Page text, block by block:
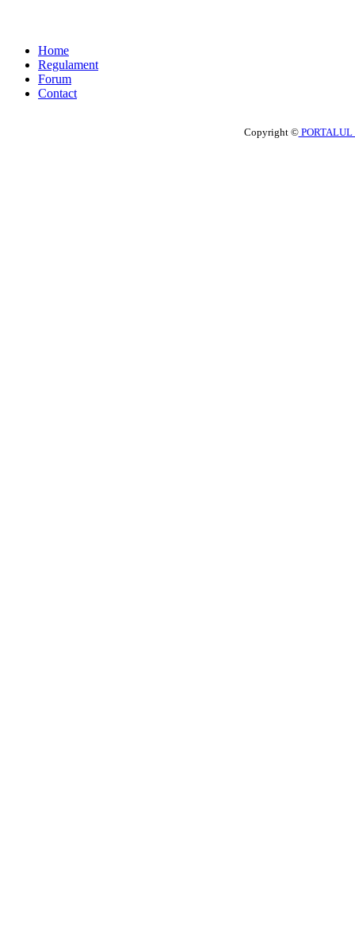
Home
Regulament
Forum
Contact
Copyright ©PORTALUL